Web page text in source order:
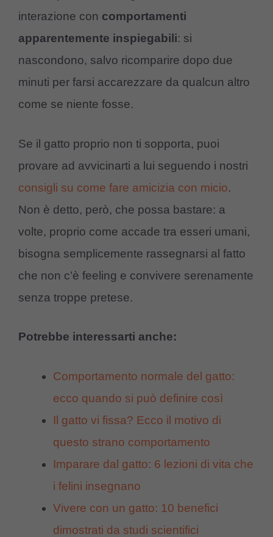
interazione con comportamenti
apparentemente inspiegabili: si
nascondono, salvo ricomparire dopo due
minuti per farsi accarezzare da qualcun altro
come se niente fosse.
Se il gatto proprio non ti sopporta, puoi
provare ad avvicinarti a lui seguendo i nostri
consigli su come fare amicizia con micio.
Non è detto, però, che possa bastare: a
volte, proprio come accade tra esseri umani,
bisogna semplicemente rassegnarsi al fatto
che non c’è feeling e convivere serenamente
senza troppe pretese.
Potrebbe interessarti anche:
Comportamento normale del gatto:
ecco quando si può definire così
Il gatto vi fissa? Ecco il motivo di
questo strano comportamento
Imparare dal gatto: 6 lezioni di vita che
i felini insegnano
Vivere con un gatto: 10 benefici
dimostrati da studi scientifici